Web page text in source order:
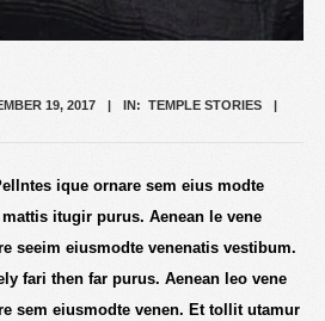
19, 2017 IN: TEMPLE STORIES
ique ornare sem eius modte
itugir purus. Aenean le vene
seeim eiusmodte venenatis vestibum.
fari then far purus. Aenean leo vene
sem eiusmodte venen. Et tollit utamur